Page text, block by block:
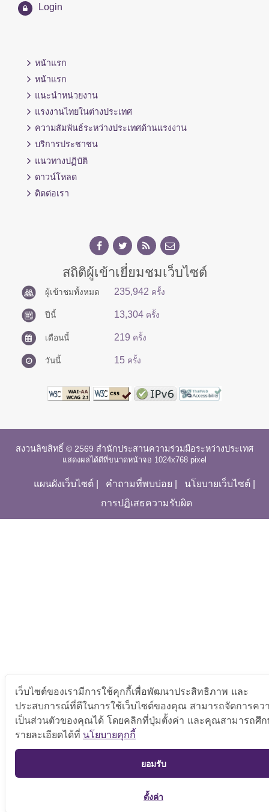
Login
หน้าแรก
หน้าแรก
แนะนำหน่วยงาน
แรงงานไทยในต่างประเทศ
ความสัมพันธ์ระหว่างประเทศด้านแรงงาน
บริการประชาชน
แนวทางปฏิบัติ
ดาวน์โหลด
ติดต่อเรา
สถิติผู้เข้าเยี่ยมชมเว็บไซต์
ผู้เข้าชมทั้งหมด 235,942 ครั้ง
ปีนี้ 13,304 ครั้ง
เดือนนี้ 219 ครั้ง
วันนี้ 15 ครั้ง
สงวนลิขสิทธิ์ © 2569 สำนักประสานความร่วมมือระหว่างประเทศ
แสดงผลได้ดีที่ขนาดหน้าจอ 1024x768 pixel
แผนผังเว็บไซต์| คำถามที่พบบ่อย นโยบายเว็บไซต์|
การปฏิเสธความรับผิด
เว็บไซต์ของเรามีการใช้คุกกี้เพื่อพัฒนาประสิทธิภาพ และ
ประสบการณ์ที่ดีในการใช้เว็บไซต์ของคุณ สามารถจัดการคว
เป็นส่วนตัวของคุณได้ โดยคลิกที่ปุ่มตั้งค่า และคุณสามารถศึ
รายละเอียดได้ที่ นโยบายคุกกี้
ยอมรับ
ตั้งค่า